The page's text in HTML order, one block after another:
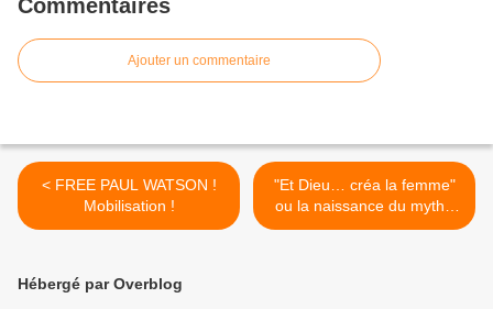
Commentaires
Ajouter un commentaire
< FREE PAUL WATSON !
Mobilisation !
"Et Dieu… créa la femme"
ou la naissance du mythe
Brigitte Bardot, à découvrir
Hébergé par Overblog